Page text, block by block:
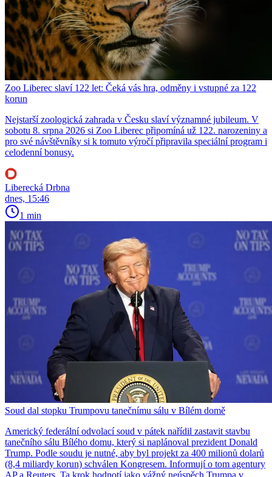
Zoo Liberec slaví 122 let: Čeká vás hra, odměny i vstupné za 122
korun
Nejstarší zoologická zahrada v Česku slaví významné jubileum. V
sobotu 8. srpna 2026 si Zoo Liberec připomíná už 122. narozeniny a
pro své návštěvníky si k tomuto výročí připravila speciální program i
celodenní bonusy.
Liberecká Drbna
dnes, 15:46
1 min
Soud dal stopku Trumpovu tanečnímu sálu v Bílém domě
Americký federální odvolací soud v pátek nařídil zastavit stavbu
tanečního sálu Bílého domu, který si naplánoval prezident Donald
Trump. Podle soudu je nutné, aby byl projekt za 400 milionů dolarů
(8,4 miliardy korun) schválen Kongresem. Informují o tom agentury
AP a Reuters. Ta krok hodnotí jako vážný neúspěch Trumpa v